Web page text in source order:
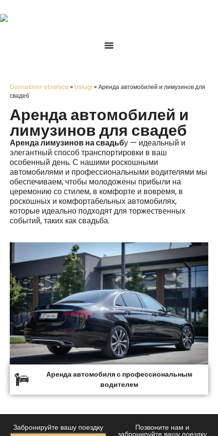
Domašnяя stranica » Uslugi » Аренда автомобилей и лимузинов для
свадеб
Аренда автомобилей и
лимузинов для свадеб
Аренда лимузинов на свадьбу — идеальный и
элегантный способ транспортировки в ваш
особенный день. С нашими роскошными
автомобилями и профессиональными водителями мы
обеспечиваем, чтобы молодожены прибыли на
церемонию со стилем, в комфорте и вовремя, в
роскошных и комфортабельных автомобилях,
которые идеально подходят для торжественных
событий, таких как свадьба.
Аренда автомобиля с профессиональным
водителем
Забронируйте вашу поездку
заранее
Позвоните нам и
забронируйте вашу поездку